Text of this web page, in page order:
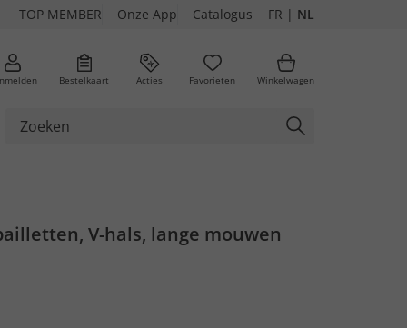
TOP MEMBER Onze App Catalogus FR | NL
Bestelkaart Acties Favorieten Winkelwagen
V-hals, lange mouwen